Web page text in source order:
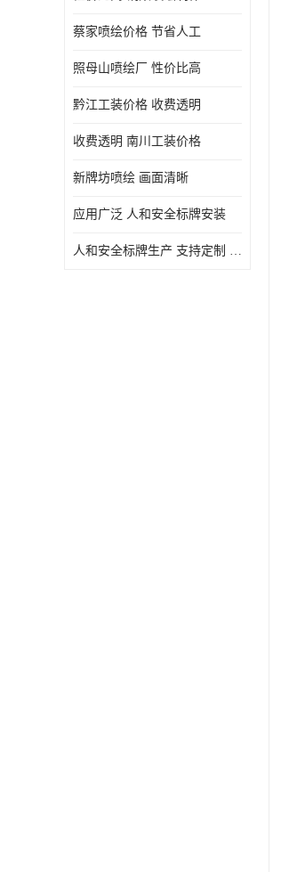
蔡家喷绘价格 节省人工
照母山喷绘厂 性价比高
黔江工装价格 收费透明
收费透明 南川工装价格
新牌坊喷绘 画面清晰
应用广泛 人和安全标牌安装
人和安全标牌生产 支持定制 润乔